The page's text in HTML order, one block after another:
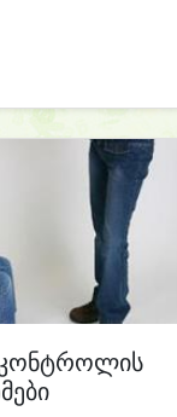
კონტროლის